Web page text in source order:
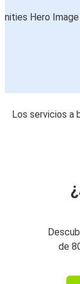
Los servicios a
de